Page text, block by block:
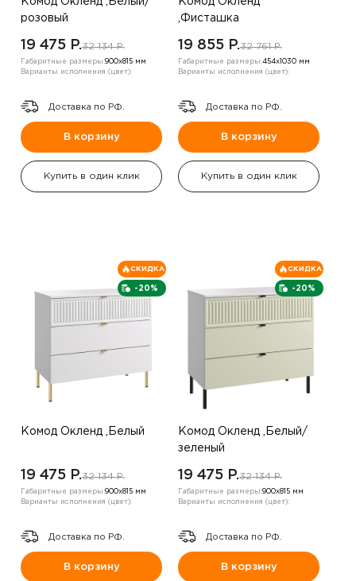
розовый
19 475 P.32 134 P.
Габаритные размеры:900х815 мм
Варианты исполнения (цвет):
Доставка по РФ.
В корзину
Купить в один клик
,Фисташка
19 855 P.32 761 P.
Габаритные размеры:454х1030 мм
Варианты исполнения (цвет):
Доставка по РФ.
В корзину
Купить в один клик
-20%
СКИДКА
Комод Окленд ,Белый
19 475 P.32 134 P.
Габаритные размеры:900х815 мм
Варианты исполнения (цвет):
Доставка по РФ.
В корзину
-20%
СКИДКА
Комод Окленд ,Белый/
зеленый
19 475 P.32 134 P.
Габаритные размеры:900х815 мм
Варианты исполнения (цвет):
Доставка по РФ.
В корзину